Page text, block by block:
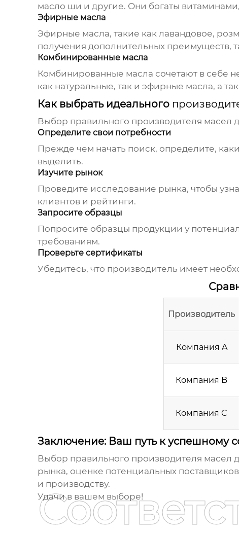
масло ши и другие. Они богаты
Эфирные масла
Эфирные масла, такие как лавандовое,
получения дополнительных преимуществ,
Комбинированные масла
Комбинированные масла сочетают в себе
как натуральные, так и эфирные масла, а
Как выбрать идеального
Выбор правильного производителя масел
Определите свои потребности
Прежде чем начать поиск, определите,
выделить.
Изучите рынок
Проведите исследование рынка, чтобы
клиентов и рейтинги.
Запросите образцы
Попросите образцы продукции у
требованиям.
Проверьте сертификаты
Убедитесь, что производитель имеет
Производитель
Компания A
Компания B
Компания C
Заключение: Ваш путь к успешному
Выбор правильного производителя масел
рынка, оценке потенциальных
и производству.
Удачи в вашем выборе!